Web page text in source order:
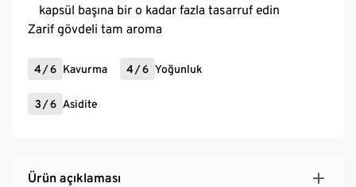
kapsül başına bir o kadar fazla tasarruf edin
Zarif gövdeli tam aroma
4/6 Kavurma 4/6 Yoğunluk
3/6 Asidite
Ürün açıklaması